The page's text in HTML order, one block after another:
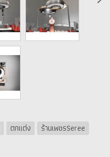
ตกแต่ง ร้านเพชรSeree